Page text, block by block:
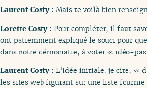
Laurent Costy : Mais te voilà bien
Lorette Costy : Pour compléter, il faut
ont patiemment expliqué le souci pour
dans notre démocratie, à voter « idéo-
Laurent Costy : L’idée initiale, je cite, «
les sites web figurant sur une liste